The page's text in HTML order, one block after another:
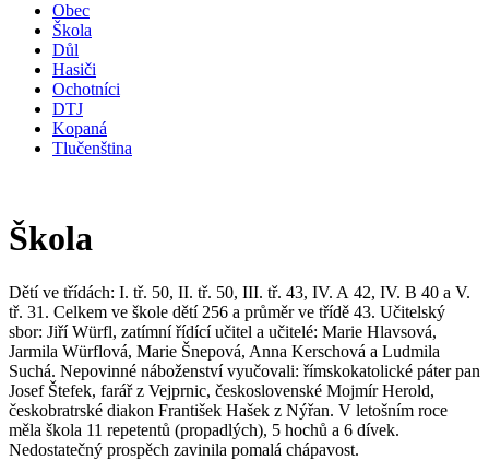
Obec
Škola
Důl
Hasiči
Ochotníci
DTJ
Kopaná
Tlučenština
Škola
Dětí ve třídách: I. tř. 50, II. tř. 50, III. tř. 43, IV. A 42, IV. B 40 a V.
tř. 31. Celkem ve škole dětí 256 a průměr ve třídě 43. Učitelský
sbor: Jiří Würfl, zatímní řídící učitel a učitelé: Marie Hlavsová,
Jarmila Würflová, Marie Šnepová, Anna Kerschová a Ludmila
Suchá. Nepovinné náboženství vyučovali: římskokatolické páter pan
Josef Štefek, farář z Vejprnic, československé Mojmír Herold,
českobratrské diakon František Hašek z Nýřan. V letošním roce
měla škola 11 repetentů (propadlých), 5 hochů a 6 dívek.
Nedostatečný prospěch zavinila pomalá chápavost.